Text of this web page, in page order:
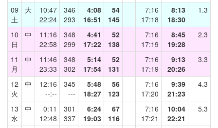
09
土
大
10:47
22:24
346
293
4:08
16:51
54
145
7:16
17:18
8:13
18:30
1.3
10
日
中
11:16
22:58
348
299
4:41
17:22
52
138
7:16
17:19
8:45
19:28
2.3
11
月
中
11:46
23:33
348
302
5:14
17:54
52
131
7:16
17:19
9:13
20:26
3.3
12
火
中
12:16
--:--
345
---
5:48
18:27
56
123
7:16
17:20
9:39
21:23
4.3
13
水
中
0:11
12:48
301
337
6:24
19:03
67
116
7:16
17:21
10:04
22:21
5.3